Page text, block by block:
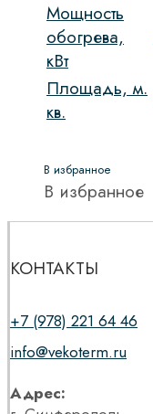
Мощность
обогрева,
кВт
Площадь, м.
кв.
В избранное
В избранное
КОНТАКТЫ
+7 (978) 221 64 46
info@vekoterm.ru
Адрес: